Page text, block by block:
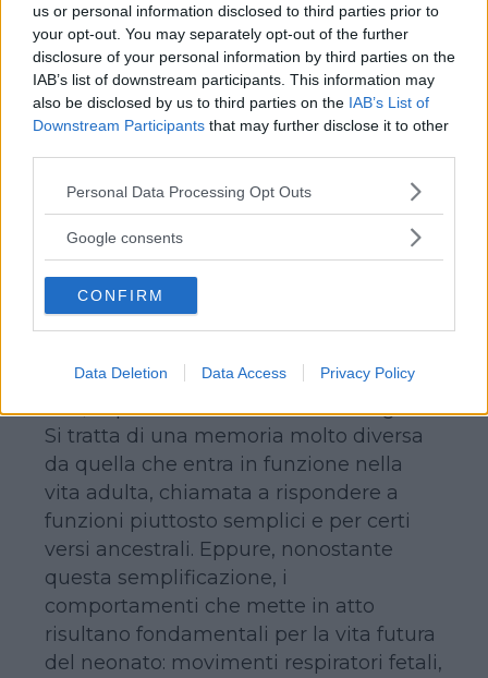
us or personal information disclosed to third parties prior to
your opt-out. You may separately opt-out of the further
disclosure of your personal information by third parties on the
IAB’s list of downstream participants. This information may
also be disclosed by us to third parties on the IAB’s List of
Downstream Participants that may further disclose it to other
Please note that this website/app uses one or more Google
not limited to your visit or usage behaviour. You may click to
use your data for below specified purposes in below Google
consent section.
Personal Data Processing Opt Outs
Google consents
CONFIRM
Data Deletion Data Access Privacy Policy
memoria fetaleche spiegherebbe la
capacità del feto di rispondere agli
stimoli provenienti dal mondo
esternoadeguando il suo
comportamento e la sua risposta a
seconda dei condizionamenti ricevuti.
Così parrebbe che il neonato alla nascita
sia in grado di riconoscere il suono della
voce materna o una particolare musica
ascoltate durante la vita uterina.
Oppure, che il gusto del bambino sia, in
realtà, determinato dal tipo di
mamma in gravidanza condizionando,
Si tratta di una memoria molto diversa
da quella che entra in funzione nella
vita adulta, chiamata a rispondere a
funzioni piuttosto semplici e per certi
versi ancestrali. Eppure, nonostante
questa semplificazione, i
comportamenti che mette in atto
risultano fondamentali per la vita futura
del neonato: movimenti respiratori fetali,